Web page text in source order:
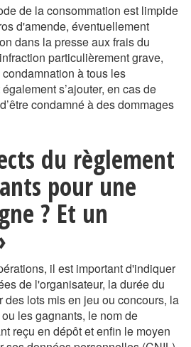
de la consommation est limpide
d'amende, éventuellement
dans la presse aux frais du
particulièrement grave,
à tous les
s’ajouter, en cas de
condamné à des dommages
du règlement
pour une
? Et un
il est important d'indiquer
de l'organisateur, la durée du
des lots mis en jeu ou concours, la
les gagnants, le nom de
reçu en dépôt et enfin le moyen